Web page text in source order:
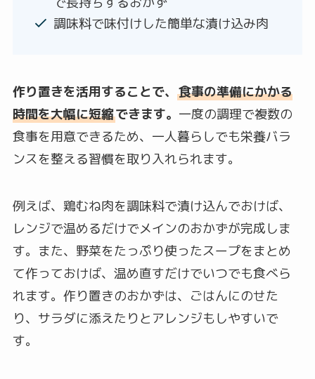
調味料で味付けした簡単な漬け込み肉
作り置きを活用することで、 食事の準備にかかる
時間を大幅に短縮できます。 一度の調理で複数の
食事を用意できるため、一人暮らしでも栄養バラ
ンスを整える習慣を取り入れられます。
例えば、鶏むね肉を調味料で漬け込んでおけば、
レンジで温めるだけでメインのおかずが完成しま
す。また、野菜をたっぷり使ったスープをまとめ
て作っておけば、温め直すだけでいつでも食べら
れます。作り置きのおかずは、ごはんにのせた
り、サラダに添えたりとアレンジもしやすいで
す。